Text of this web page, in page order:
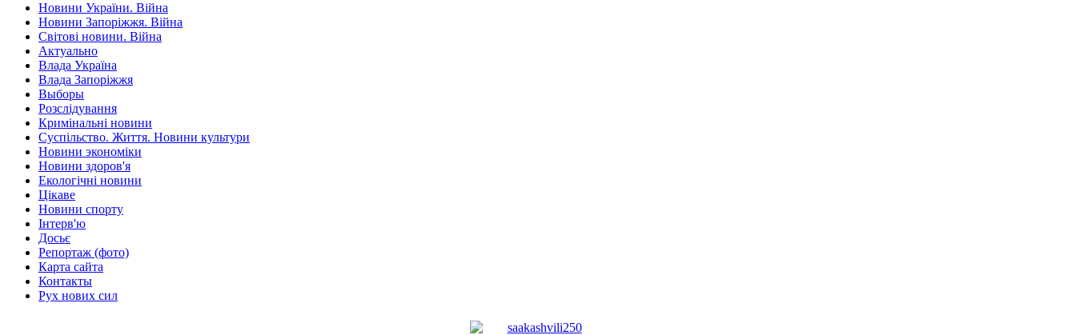
Новини України. Війна
Новини Запоріжжя. Війна
Світові новини. Війна
Актуально
Влада Україна
Влада Запоріжжя
Выборы
Розслідування
Кримінальні новини
Суспільство. Життя. Новини культури
Новини экономіки
Новини здоров'я
Екологічні новини
Цікаве
Новини спорту
Інтерв'ю
Досьє
Репортаж (фото)
Карта сайта
Контакты
Рух нових сил